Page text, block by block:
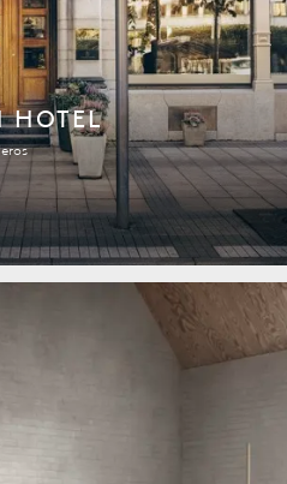
HOTEL